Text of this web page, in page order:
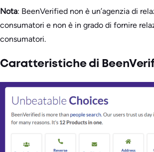
Nota: BeenVerified non è un’agenzia di
consumatori e non è in grado di fornire
consumatori.
Caratteristiche di